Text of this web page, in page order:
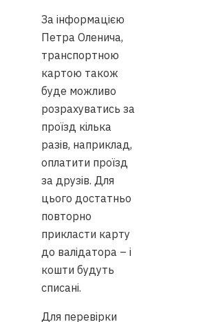
За інформацією
Петра Оленича,
транспортною
картою також
буде можливо
розрахуватись за
проїзд кілька
разів, наприклад,
оплатити проїзд
за друзів. Для
цього достатньо
повторно
прикласти карту
до валідатора – і
кошти будуть
списані.
Для перевірки